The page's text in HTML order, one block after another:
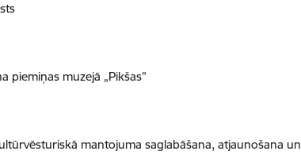
piemiņas muzejā „Pikšas”
mantojuma saglabāšana, atjaunošana un